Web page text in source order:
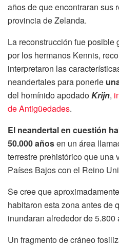
años de que encontraran sus
provincia de Zelanda.
La reconstrucción fue
por los hermanos Kennis,
interpretaron las
neandertales para ponerle
del homínido apodadoKrijn,
de Antigüedades.
El neandertal en cuestión
50.000 añosen un área
terrestre prehistórico que una
Países Bajos con el Reino
Se cree que
habitaron esta zona antes de
inundaran alrededor de 5.800
Un fragmento de cráneo